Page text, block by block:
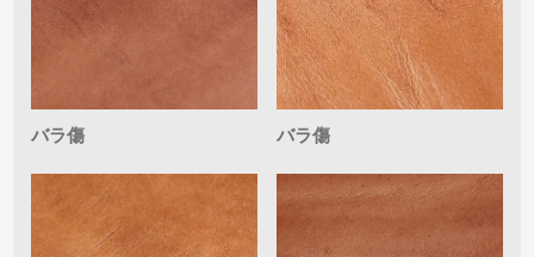
バラ傷 バラ傷